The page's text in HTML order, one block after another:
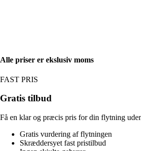
Alle priser er ekslusiv moms
FAST PRIS
Gratis tilbud
Få en klar og præcis pris for din flytning
Gratis vurdering af flytningen
Skræddersyet fast pristilbud